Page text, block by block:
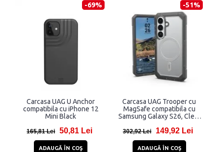
-69%
Carcasa UAG U Anchor
compatibila cu iPhone 12
Mini Black
165,81 Lei 50,81 Lei
ADAUGĂ ÎN COŞ
-51%
Carcasa UAG Trooper cu
MagSafe compatibila cu
Samsung Galaxy S26, Clear
302,92 Lei 149,92 Lei
ADAUGĂ ÎN COŞ